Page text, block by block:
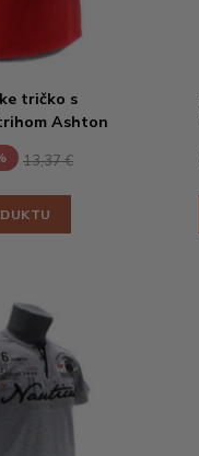
tričko s
Ashton
13,37 €